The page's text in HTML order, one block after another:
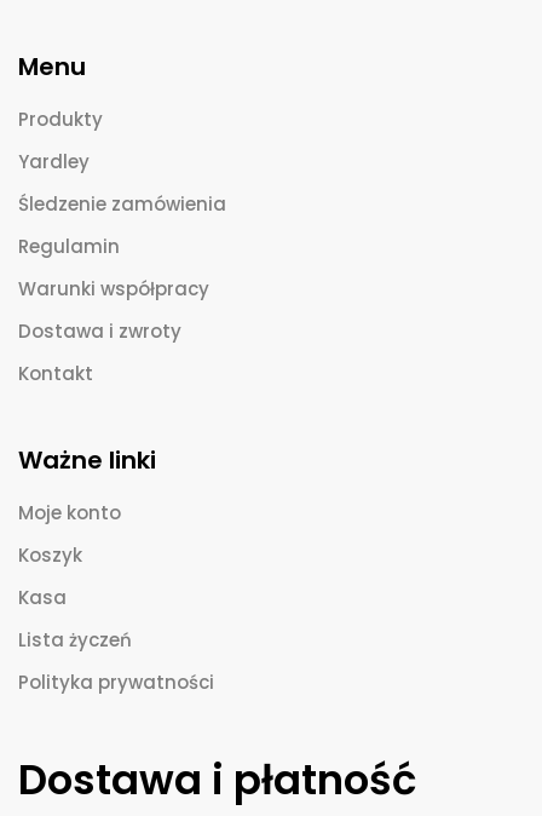
Menu
Produkty
Yardley
Śledzenie zamówienia
Regulamin
Warunki współpracy
Dostawa i zwroty
Kontakt
Ważne linki
Moje konto
Koszyk
Kasa
Lista życzeń
Polityka prywatności
Dostawa i płatność